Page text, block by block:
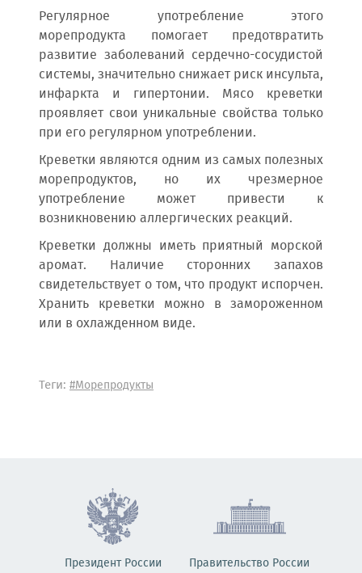
Регулярное употребление этого
морепродукта помогает предотвратить
развитие заболеваний сердечно-сосудистой
системы, значительно снижает риск инсульта,
инфаркта и гипертонии. Мясо креветки
проявляет свои уникальные свойства только
при его регулярном употреблении.
Креветки являются одним из самых полезных
морепродуктов, но их чрезмерное
употребление может привести к
возникновению аллергических реакций.
Креветки должны иметь приятный морской
аромат. Наличие сторонних запахов
свидетельствует о том, что продукт испорчен.
Хранить креветки можно в замороженном
или в охлажденном виде.
Теги: #Морепродукты
Президент России Правительство России